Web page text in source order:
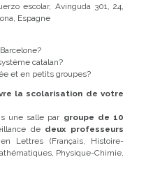
escolar, Avinguda 301, 24,
Espagne
catalan?
et en petits groupes?
la scolarisation de votre
une salle par groupe de 10
de deux professeurs
Lettres (Français, Histoire-
Physique-Chimie,